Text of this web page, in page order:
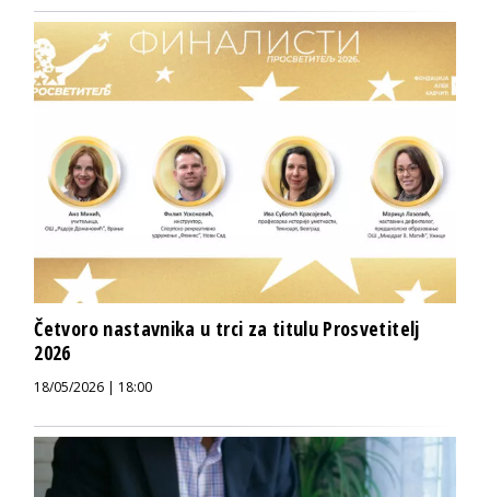
Četvoro nastavnika u trci za titulu Prosvetitelj
2026
18/05/2026 | 18:00